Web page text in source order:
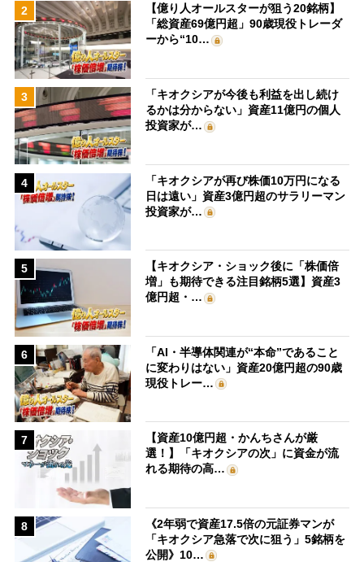
2
【億り人オールスターが狙う20銘柄】
「総資産69億円超」90歳現役トレーダ
ーから“10…
3
「キオクシアが今後も利益を出し続け
るかは分からない」資産11億円の個人
投資家が…
4
「キオクシアが再び株価10万円になる
日は遠い」資産3億円超のサラリーマン
投資家が…
5
【キオクシア・ショック後に「株価倍
増」も期待できる注目銘柄5選】資産3
億円超・…
6
「AI・半導体関連が“本命”であること
に変わりはない」資産20億円超の90歳
現役トレー…
7
【資産10億円超・かんちさんが厳
選！】「キオクシアの次」に資金が流
れる期待の高…
8
《2年弱で資産17.5倍の元証券マンが
「キオクシア急落で次に狙う」5銘柄を
公開》10…